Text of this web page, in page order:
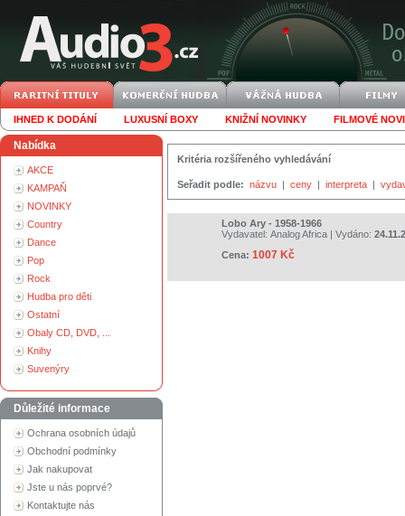
IHNED K DODÁNÍ LUXUSNÍ BOXY KNIŽNÍ NOVINKY FILMOVÉ
Nabídka
AKCE
KAMPAŇ
NOVINKY
Country
Dance
Pop
Rock
Hudba pro děti
Ostatní
Obaly CD, DVD, ...
Knihy
Suvenýry
Důležité informace
Ochrana osobních údajů
Obchodní podmínky
Jak nakupovat
Jste u nás poprvé?
Kontaktujte nás
Kritéria rozšířeného vyhledávání
Seřadit podle: názvu | ceny | interpreta |
Lobo Ary - 1958-1966
Vydavatel: Analog Africa | Vydáno:
Cena: 1007 Kč